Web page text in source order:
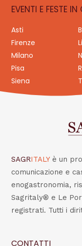
EVENTI E FESTE
Asti
Firenze
Milano
Pisa
Siena
SAGRITALY è un
comunicazione e
enogastronomia,
Sagritaly® e Le
registrati. Tutti i
CONTATTI